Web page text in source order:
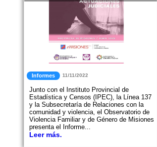
Informes 11/11/2022
Junto con el Instituto Provincial de
Estadística y Censos (IPEC), la Línea 137
y la Subsecretaría de Relaciones con la
comunidad y violencia, el Observatorio de
Violencia Familiar y de Género de Misiones
presenta el Informe...
Leer más.